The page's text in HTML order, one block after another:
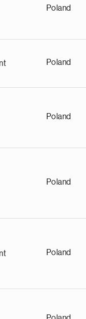
Poland
Poland
Poland
Poland
Poland